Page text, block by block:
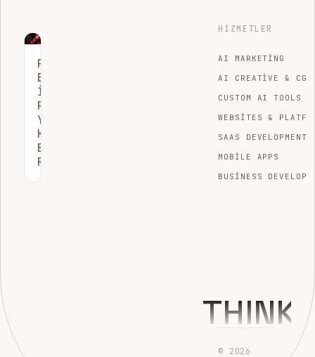
PAZARLAMA
EKIPLERI
İÇIN
PROJE
YÖNETIMI:
KAMPANYA
BAŞARI
REHBERI
HIZMETLER
AI MARKETING
AI CREATIVE & CGI
CUSTOM AI TOOLS
WEBSITES &
SAAS DEVELOPMENT
MOBILE APPS
BUSINESS
© 2026